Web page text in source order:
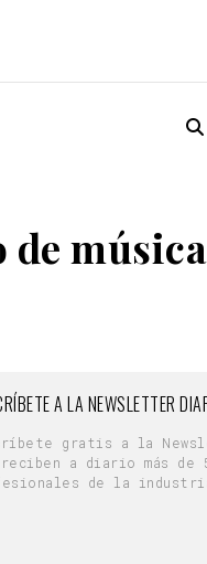
de música
A LA NEWSLETTER
gratis a la
reciben a diario más de
de la